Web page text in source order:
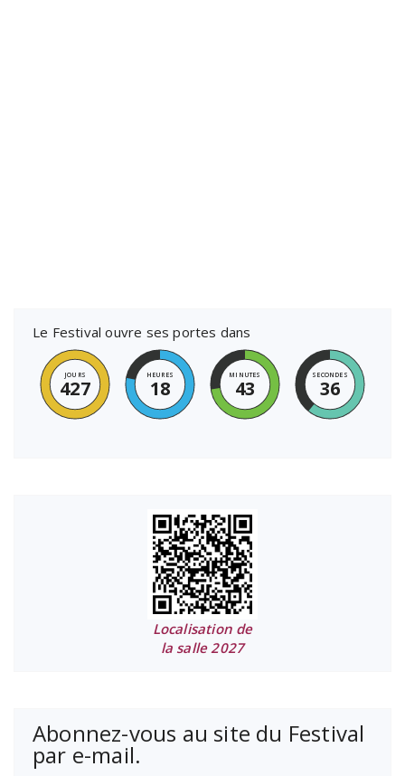
Le Festival ouvre ses portes dans
JOURS
427
HEURES
18
MINUTES
43
SECONDES
36
Localisation de
la salle 2027
Abonnez-vous au site du Festival
par e-mail.